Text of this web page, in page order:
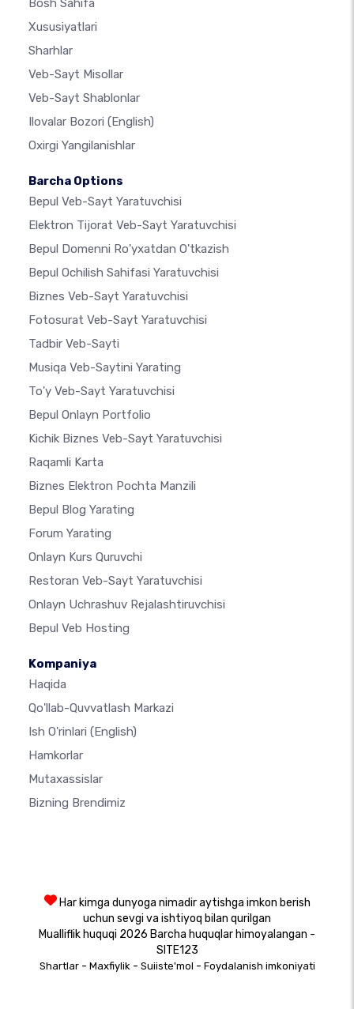
Bosh Sahifa
Xususiyatlari
Sharhlar
Veb-Sayt Misollar
Veb-Sayt Shablonlar
Ilovalar Bozori (English)
Oxirgi Yangilanishlar
Barcha Options
Bepul Veb-Sayt Yaratuvchisi
Elektron Tijorat Veb-Sayt Yaratuvchisi
Bepul Domenni Ro'yxatdan O'tkazish
Bepul Ochilish Sahifasi Yaratuvchisi
Biznes Veb-Sayt Yaratuvchisi
Fotosurat Veb-Sayt Yaratuvchisi
Tadbir Veb-Sayti
Musiqa Veb-Saytini Yarating
To'y Veb-Sayt Yaratuvchisi
Bepul Onlayn Portfolio
Kichik Biznes Veb-Sayt Yaratuvchisi
Raqamli Karta
Biznes Elektron Pochta Manzili
Bepul Blog Yarating
Forum Yarating
Onlayn Kurs Quruvchi
Restoran Veb-Sayt Yaratuvchisi
Onlayn Uchrashuv Rejalashtiruvchisi
Bepul Veb Hosting
Kompaniya
Haqida
Qo'llab-Quvvatlash Markazi
Ish O'rinlari (English)
Hamkorlar
Mutaxassislar
Bizning Brendimiz
Har kimga dunyoga nimadir aytishga imkon berish
uchun sevgi va ishtiyoq bilan qurilgan
Mualliflik huquqi 2026 Barcha huquqlar himoyalangan -
SITE123
Shartlar- Maxfiylik- Suiiste'mol - Foydalanish imkoniyati